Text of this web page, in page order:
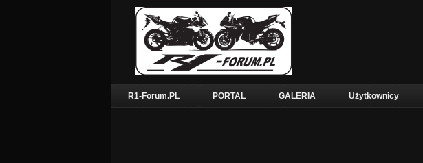
R1-Forum.PL PORTAL GALERIA Użytkownicy